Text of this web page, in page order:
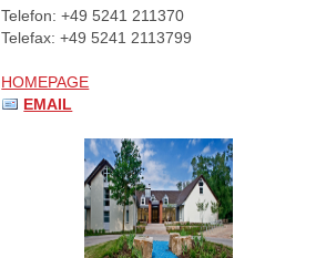
Telefon: +49 5241 211370
Telefax: +49 5241 2113799
HOMEPAGE
EMAIL